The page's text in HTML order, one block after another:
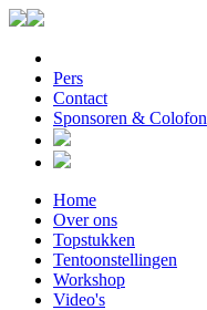
Pers
Contact
Sponsoren & Colofon
Home
Over ons
Topstukken
Tentoonstellingen
Workshop
Video's